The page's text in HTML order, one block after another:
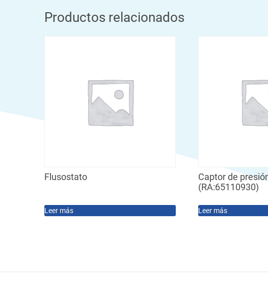
Productos relacionados
Flusostato
Leer más
Captor de
(RA:65110930)
Leer más